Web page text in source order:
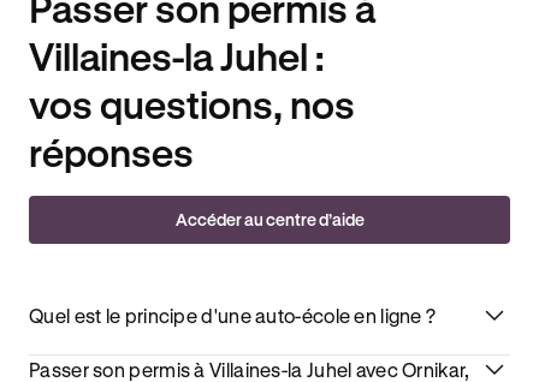
Villaines-la Juhel :
vos questions, nos
réponses
Accéder au centre d’aide
Quel est le principe d'une auto-école en ligne ?
Passer son permis à Villaines-la Juhel avec Ornikar,